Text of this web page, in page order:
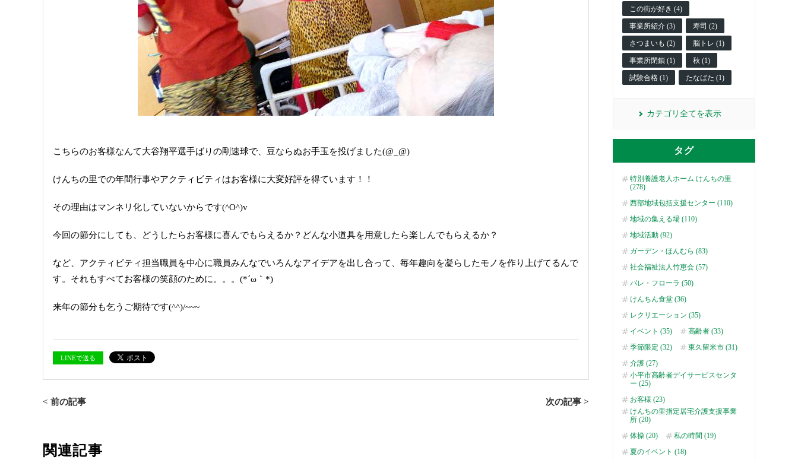
こちらのお客様なんて大谷翔平選手ばりの剛速球で、 豆ならぬお手玉を投げました(@_@)
けんちの里での年間行事やアクティビティはお客様に大変好評を得ています！！
その理由はマンネリ化していないからです(^O^)v
今回の節分にしても、 どうしたらお客様に喜んでもらえるか？ どんな小道具を用意したら楽しんでもらえるか？
など、アクティビティ担当職員を中心に職員みんなでいろんなアイデアを出し合って、 毎年趣向を凝らしたモノを作り上げてるんで
す。 それもすべてお客様の笑顔のために。。。(*´ω｀*)
来年の節分も乞うご期待です(^^)/~~~
LINEで送る
< 前の記事 次の記事 >
関連記事
この街が好き (4)
事業所紹介 (3) 寿司 (2)
さつまいも (2) 脳トレ (1)
事業所閉鎖 (1) 秋 (1)
試験合格 (1) たなばた (1)
カテゴリ全てを表示
タグ
特別養護老人ホーム けんちの里
(278)
西部地域包括支援センター (110)
地域の集える場 (110)
地域活動 (92)
ガーデン・ほんむら (83)
社会福祉法人竹恵会 (57)
パレ・フローラ (50)
けんちん食堂 (36)
レクリエーション (35)
イベント (35)
高齢者 (33)
季節限定 (32)
東久留米市 (31)
介護 (27)
小平市高齢者デイサービスセンタ
ー (25)
お客様 (23)
けんちの里指定居宅介護支援事業
所 (20)
体操 (20)
私の時間 (19)
夏のイベント (18)